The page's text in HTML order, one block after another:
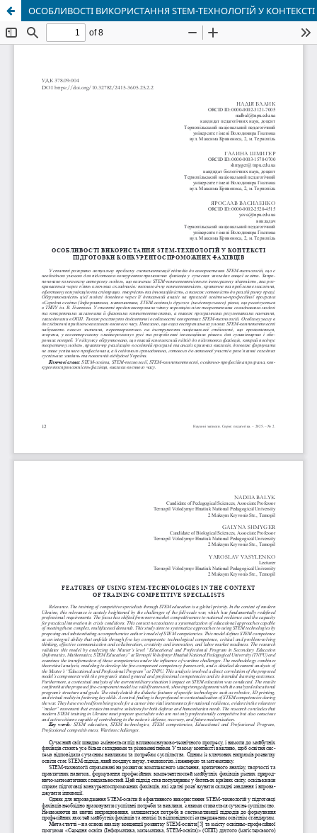
ОСОБЛИВОСТІ ВИКОРИСТАННЯ STEM-ТЕХНОЛОГІЙ У